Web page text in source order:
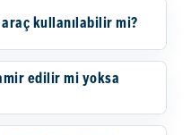
kullanılabilir mi?
edilir mi yoksa